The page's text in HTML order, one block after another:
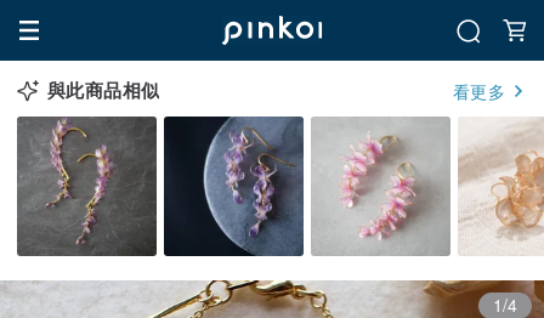
與此商品相似 看更多
1/4